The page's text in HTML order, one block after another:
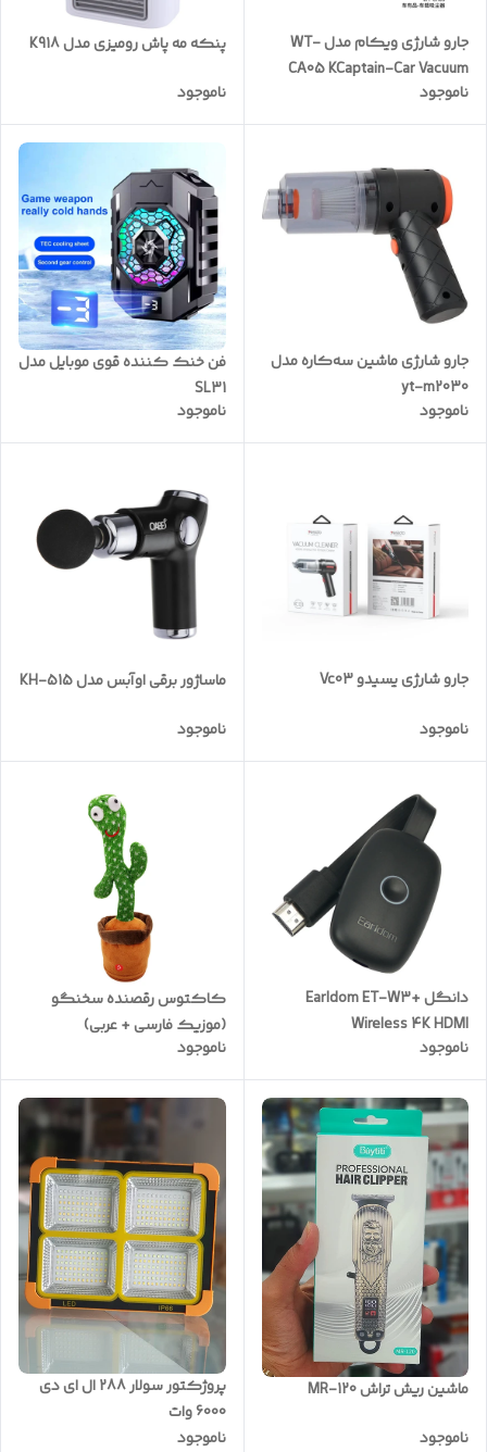
جارو شارژی ویکام مدل WT-
CA05 KCaptain-Car Vacuum
Cleaner برند WEKOME
ناموجود
پنکه مه پاش رومیزی مدل K918
ناموجود
جارو شارژی ماشین سه‌کاره مدل
yt-m2030
ناموجود
فن خنک کننده قوی موبایل مدل
SL31
ناموجود
جارو شارژی یسیدو Vc03
ناموجود
ماساژور برقی اوآبس مدل KH-515
ناموجود
دانگل Earldom ET-W3+
Wireless 4K HDMI
ناموجود
کاکتوس رقصنده سخنگو
(موزیک فارسی + عربی)
ناموجود
ماشین ریش تراش MR-120
ناموجود
پروژکتور سولار 288 ال ای دی
6000 وات
ناموجود